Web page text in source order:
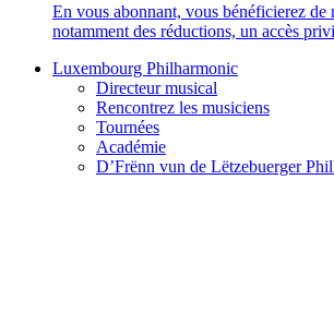
En vous abonnant, vous bénéficierez de
notamment des réductions, un accès
Luxembourg Philharmonic
Directeur musical
Rencontrez les musiciens
Tournées
Académie
D’Frënn vun de Lëtzebuerger